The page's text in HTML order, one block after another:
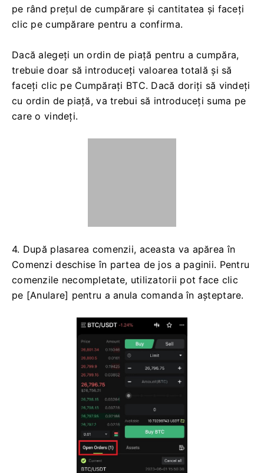
3. Selectați tipul dvs. de comandă în partea
dreaptă a paginii.
faceți clic pe Cumpărați BTC.Dacă doriți să vindeți
care o vindeți.
4. După plasarea comenzii, aceasta va apărea în
Comenzi deschise în partea de jos a paginii.
comenzile necompletate, utilizatorii pot face clic
pe [Anulare] pentru a anula comanda în așteptare.